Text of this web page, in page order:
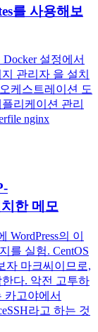
를 사용해보
Docker 설정에서
관리자 을 설치
케스트레이션 도
리케이션 관리
nginx
한 메모
의 이
를 실험. CentOS
자 마크씨이므로,
다. 악전 고투하
카고야에서
라고 하는 것